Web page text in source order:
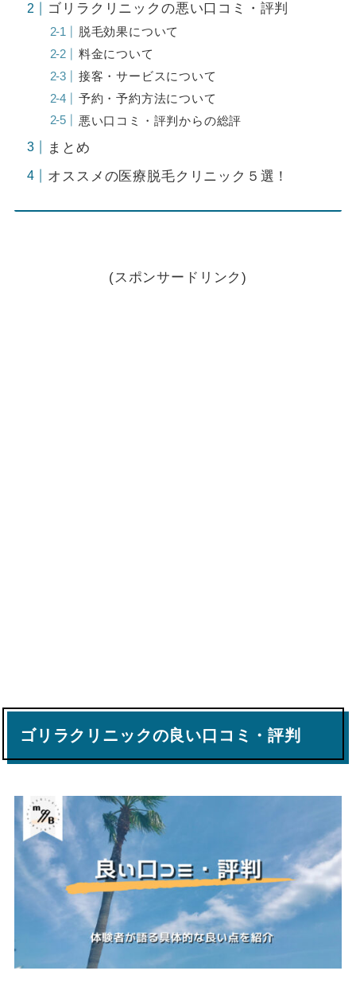
ゴリラクリニックの悪い口コミ・評判
脱毛効果について
料金について
接客・サービスについて
予約・予約方法について
悪い口コミ・評判からの総評
まとめ
オススメの医療脱毛クリニック５選！
(スポンサードリンク)
ゴリラクリニックの良い口コミ・評判